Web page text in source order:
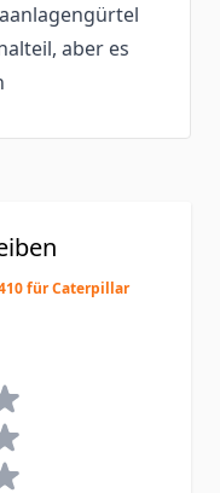
aber es
für Caterpillar